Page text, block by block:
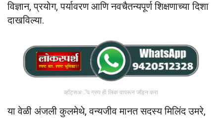
विज्ञान, प्रयोग, पर्यावरण आणि नवचैतन्यपूर्ण शिक्षणाच्या दिशा
दाखविल्या.
व्हॉट्सअॅप ग्रुप ही लिंक वापरून जॉइन करा
या वेळी अंजली कुलमेथे, वन्यजीव मानत सदस्य मिलिंद उमरे,